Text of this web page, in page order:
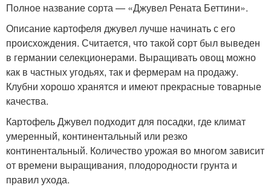
Полное название сорта — «Джувел Рената Беттини».
Описание картофеля джувел лучше начинать с его
происхождения. Считается, что такой сорт был выведен
в германии селекционерами. Выращивать овощ можно
как в частных угодьях, так и фермерам на продажу.
Клубни хорошо хранятся и имеют прекрасные товарные
качества.
Картофель Джувел подходит для посадки, где климат
умеренный, континентальный или резко
континентальный. Количество урожая во многом зависит
от времени выращивания, плодородности грунта и
правил ухода.